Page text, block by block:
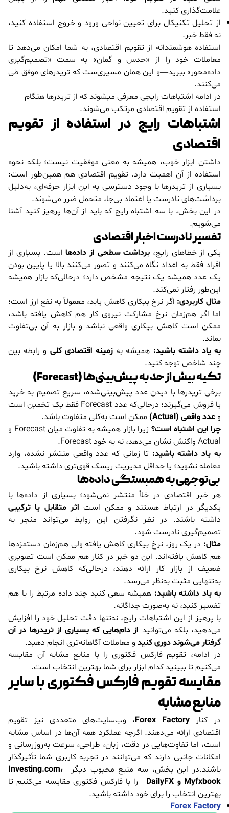
علامت‌گذاری کنید.
از تحلیل تکنیکال برای تعیین نواحی ورود و خروج استفاده کنید،
نه فقط خبر.
استفاده هوشمندانه از تقویم اقتصادی، به شما امکان می‌دهد تا
معاملات خود را از «حدس و گمان» به سمت «تصمیم‌گیری
داده‌محور» ببرید—و این همان مسیری‌ست که تریدرهای موفق طی
می‌کنند.
در ادامه اشتباهات رایجی معرفی میشوند که از تریدرها هنگام
استفاده از تقویم اقتصادی مرتکب می‌شوند.
اشتباهات رایج در استفاده از تقویم
اقتصادی
داشتن ابزار خوب، همیشه به معنی موفقیت نیست؛ بلکه نحوه
استفاده از آن اهمیت دارد. تقویم اقتصادی هم همین‌طور است:
بسیاری از تریدرها با وجود دسترسی به این ابزار حرفه‌ای، به‌دلیل
برداشت‌های نادرست یا اعتماد بی‌جا، متحمل ضرر می‌شوند.
در این بخش، با سه اشتباه رایج که باید از آن‌ها پرهیز کنید آشنا
می‌شویم.
تفسیر نادرست اخبار اقتصادی
یکی از خطاهای رایج، برداشت سطحی از داده‌هااست. بسیاری از
افراد فقط به اعداد نگاه می‌کنند و تصور می‌کنند بالا یا پایین بودن
یک عدد همیشه یک نتیجه مشخص دارد؛ درحالی‌که بازار همیشه
این‌طور رفتار نمی‌کند.
مثال کاربردی:اگر نرخ بیکاری کاهش یابد، معمولاً به نفع ارز است؛
اما اگر هم‌زمان نرخ مشارکت نیروی کار هم کاهش یافته باشد،
ممکن است کاهش بیکاری واقعی نباشد و بازار به آن بی‌تفاوت
بماند.
به یاد داشته باشید:همیشه به زمینه اقتصادی کلیو رابطه بین
چند شاخص توجه کنید.
تکیه بیش از حد به پیش‌بینی‌ها (Forecast)
برخی تریدرها با دیدن عدد پیش‌بینی‌شده، سریع تصمیم به خرید
یا فروش می‌گیرند؛ درحالی‌که عدد Forecast فقط یک تخمین است
و عدد واقعی (Actual)
ممکن است به‌کلی متفاوت باشد.
چرا این اشتباه است؟
زیرا بازار همیشه به تفاوت میان Forecast و
Actual واکنش نشان می‌دهد، نه به خود Forecast.
به یاد داشته باشید:تا زمانی که عدد واقعی منتشر نشده، وارد
معامله نشوید؛ یا حداقل مدیریت ریسک قوی‌تری داشته باشید.
بی‌توجهی به همبستگی داده‌ها
هر خبر اقتصادی در خلأ منتشر نمی‌شود؛ بسیاری از داده‌ها با
یکدیگر در ارتباط هستند و ممکن است اثر متقابل یا ترکیبی
داشته باشند. در نظر نگرفتن این روابط می‌تواند منجر به
تصمیم‌گیری نادرست شود.
مثال:در یک روز، نرخ بیکاری کاهش یافته ولی هم‌زمان دستمزدها
هم کاهش یافته‌اند. این دو خبر در کنار هم ممکن است تصویری
ضعیف از بازار کار ارائه دهند، درحالی‌که کاهش نرخ بیکاری
به‌تنهایی مثبت به‌نظر می‌رسد.
به یاد داشته باشید:همیشه سعی کنید چند داده مرتبط را با هم
تفسیر کنید، نه به‌صورت جداگانه.
با پرهیز از این اشتباهات رایج، نه‌تنها دقت تحلیل خود را افزایش
می‌دهید، بلکه می‌توانید از دام‌هایی که بسیاری از تریدرها در آن
گرفتار می‌شوند دوری کنیدو معاملات آگاهانه‌تری انجام دهید.
در ادامه، تقویم فارکس فکتوری را با منابع مشابه آن مقایسه
می‌کنیم تا ببینید کدام ابزار برای شما بهترین انتخاب است.
مقایسه تقویم فارکس فکتوری با سایر
منابع مشابه
در کنار Forex Factory، وب‌سایت‌های متعددی نیز تقویم
اقتصادی ارائه می‌دهند. اگرچه عملکرد همه آن‌ها در اساس مشابه
است، اما تفاوت‌هایی در دقت، زبان، طراحی، سرعت به‌روزرسانی و
امکانات جانبی دارند که می‌توانند در تجربه کاربری شما تأثیرگذار
باشند.در این بخش، سه منبع محبوب دیگر—Investing.com،
Myfxbook و DailyFX
—را با فارکس فکتوری مقایسه می‌کنیم تا
بهترین انتخاب را برای خود داشته باشید.
Forex Factory